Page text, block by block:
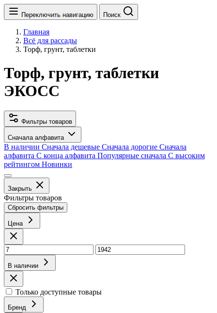
Переключить навигацию Поиск
Главная
Всё для рассады
Торф, грунт, таблетки
Торф, грунт, таблетки
ЭКОСС
Фильтры товаров
Сначала алфавита
В наличии Сначала дешевые Сначала дорогие Сначала
алфавита С конца алфавита Популярные сначала С высоким
рейтингом Новинки
Закрыть
Фильтры товаров
Сбросить фильтры
Цена
В наличии
Только доступные товары
Бренд